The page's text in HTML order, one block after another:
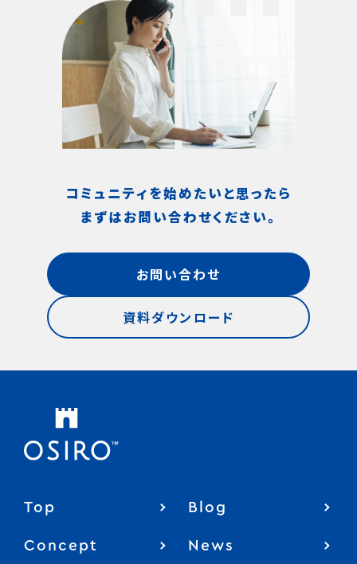
コミュニティを始めたいと思ったら
まずはお問い合わせください。
お問い合わせ
資料ダウンロード
Top
Concept
Blog
News